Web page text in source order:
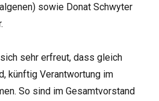
sowie Donat Schwyter
sehr erfreut, dass gleich
künftig Verantwortung im
So sind im Gesamtvorstand